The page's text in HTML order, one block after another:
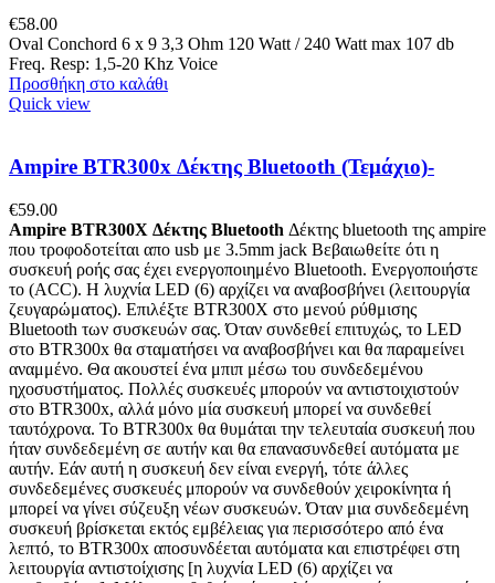
€58.00
Oval Conchord 6 x 9 3,3 Ohm 120 Watt / 240 Watt max 107 db
Freq. Resp: 1,5-20 Khz Voice
Προσθήκη στο καλάθι
Quick view
Ampire BTR300x Δέκτης Bluetooth (Τεμάχιο)-
€59.00
Ampire BTR300X Δέκτης Bluetooth Δέκτης bluetooth της ampire
που τροφοδοτείται απο usb με 3.5mm jack Βεβαιωθείτε ότι η
συσκευή ροής σας έχει ενεργοποιημένο Bluetooth. Ενεργοποιήστε
το (ACC). Η λυχνία LED (6) αρχίζει να αναβοσβήνει (λειτουργία
ζευγαρώματος). Επιλέξτε BTR300X στο μενού ρύθμισης
Bluetooth των συσκευών σας. Όταν συνδεθεί επιτυχώς, το LED
στο BTR300x θα σταματήσει να αναβοσβήνει και θα παραμείνει
αναμμένο. Θα ακουστεί ένα μπιπ μέσω του συνδεδεμένου
ηχοσυστήματος. Πολλές συσκευές μπορούν να αντιστοιχιστούν
στο BTR300x, αλλά μόνο μία συσκευή μπορεί να συνδεθεί
ταυτόχρονα. Το BTR300x θα θυμάται την τελευταία συσκευή που
ήταν συνδεδεμένη σε αυτήν και θα επανασυνδεθεί αυτόματα με
αυτήν. Εάν αυτή η συσκευή δεν είναι ενεργή, τότε άλλες
συνδεδεμένες συσκευές μπορούν να συνδεθούν χειροκίνητα ή
μπορεί να γίνει σύζευξη νέων συσκευών. Όταν μια συνδεδεμένη
συσκευή βρίσκεται εκτός εμβέλειας για περισσότερο από ένα
λεπτό, το BTR300x αποσυνδέεται αυτόματα και επιστρέφει στη
λειτουργία αντιστοίχισης [η λυχνία LED (6) αρχίζει να